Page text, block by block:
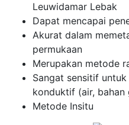
Leuwidamar Lebak
Dapat mencapai
Akurat dalam
permukaan
Merupakan metode
Sangat sensitif
konduktif (air, bahan
Metode Insitu